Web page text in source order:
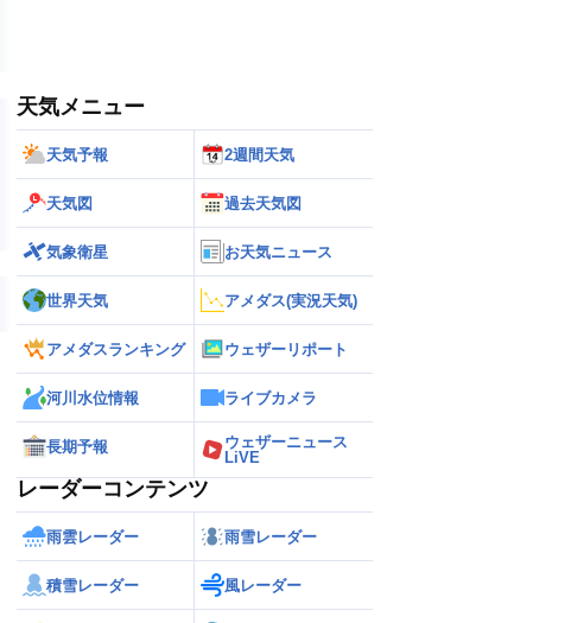
天気メニュー
天気予報 2週間天気
天気図 過去天気図
気象衛星 お天気ニュース
世界天気 アメダス(実況天気)
アメダスランキング ウェザーリポート
河川水位情報 ライブカメラ
長期予報
ウェザーニュース
LiVE
レーダーコンテンツ
雨雲レーダー 雨雪レーダー
積雪レーダー 風レーダー